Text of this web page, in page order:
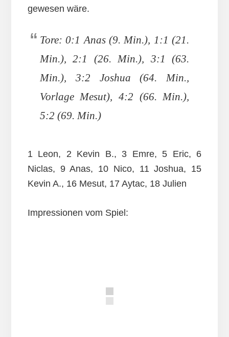
gewesen wäre.
Tore: 0:1 Anas (9. Min.), 1:1 (21.
Min.), 2:1 (26. Min.), 3:1 (63.
Min.), 3:2 Joshua (64. Min.,
Vorlage Mesut), 4:2 (66. Min.),
5:2 (69. Min.)
1 Leon, 2 Kevin B., 3 Emre, 5 Eric, 6
Niclas, 9 Anas, 10 Nico, 11 Joshua, 15
Kevin A., 16 Mesut, 17 Aytac, 18 Julien
Impressionen vom Spiel: